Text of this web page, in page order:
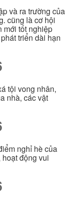
và ra trường của
cũng là cơ hội
mới tốt nghiệp
triển dài hạn
tội vong nhân,
nhà, các vật
nghỉ hè của
động vui